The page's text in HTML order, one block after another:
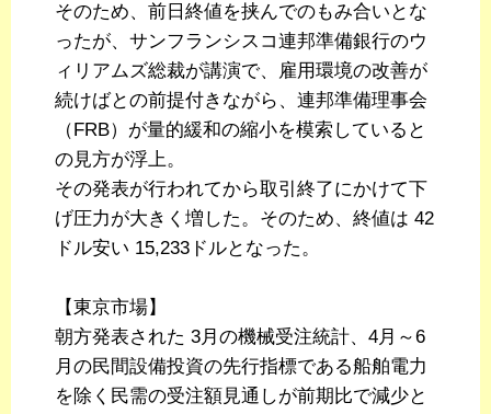
そのため、前日終値を挟んでのもみ合いとな
ったが、サンフランシスコ連邦準備銀行のウ
ィリアムズ総裁が講演で、雇用環境の改善が
続けばとの前提付きながら、連邦準備理事会
（FRB）が量的緩和の縮小を模索していると
の見方が浮上。
その発表が行われてから取引終了にかけて下
げ圧力が大きく増した。そのため、終値は 42
ドル安い 15,233ドルとなった。
【東京市場】
朝方発表された 3月の機械受注統計、4月～6
月の民間設備投資の先行指標である船舶電力
を除く民需の受注額見通しが前期比で減少と